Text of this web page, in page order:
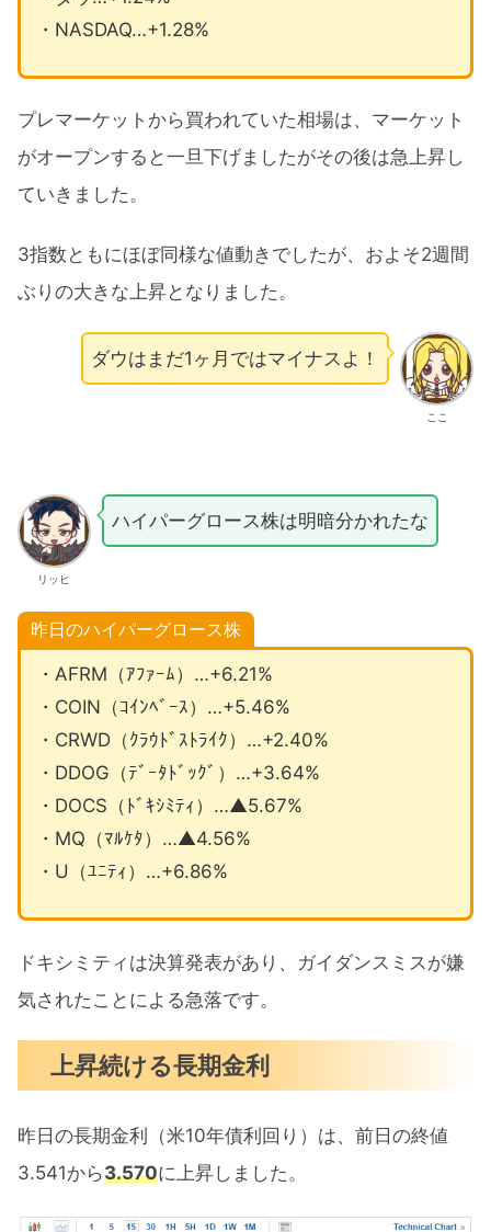
・NASDAQ…+1.28%
プレマーケットから買われていた相場は、マーケット
がオープンすると一旦下げましたがその後は急上昇し
ていきました。
3指数ともにほぼ同様な値動きでしたが、およそ2週間
ぶりの大きな上昇となりました。
ここ
ダウはまだ1ヶ月ではマイナスよ！
リッヒ
ハイパーグロース株は明暗分かれたな
昨日のハイパーグロース株
・AFRM（ｱﾌｧｰﾑ）…+6.21%
・COIN（ｺｲﾝﾍﾞｰｽ）…+5.46%
・CRWD（ｸﾗｳﾄﾞｽﾄﾗｲｸ）…+2.40%
・DDOG（ﾃﾞｰﾀﾄﾞｯｸﾞ）…+3.64%
・DOCS（ﾄﾞｷｼﾐﾃｨ）…▲5.67%
・MQ（ﾏﾙｹﾀ）…▲4.56%
・U（ﾕﾆﾃｨ）…+6.86%
ドキシミティは決算発表があり、ガイダンスミスが嫌
気されたことによる急落です。
上昇続ける長期金利
昨日の長期金利（米10年債利回り）は、前日の終値
3.541から3.570に上昇しました。